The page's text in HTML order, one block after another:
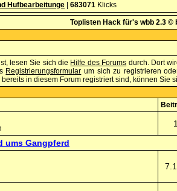
Hufbearbeitunge 683071 Klicks
Toplisten Hack für's wbb 2.3 ©
lesen Sie sich die Hilfe des Forums durch. Dort
Registrierungsformular um sich zu registrieren
in diesem Forum registriert sind, können Sie
1
ums Gangpferd